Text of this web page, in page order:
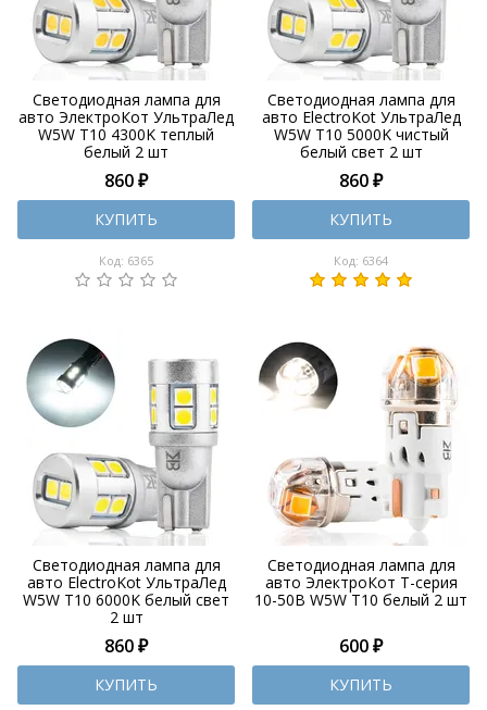
Светодиодная лампа для
авто ЭлектроКот УльтраЛед
W5W T10 4300K теплый
белый 2 шт
860 ₽
КУПИТЬ
Код: 6365
Светодиодная лампа для
авто ElectroKot УльтраЛед
W5W T10 5000K чистый
белый свет 2 шт
860 ₽
КУПИТЬ
Код: 6364
Светодиодная лампа для
авто ElectroKot УльтраЛед
W5W T10 6000K белый свет
2 шт
860 ₽
КУПИТЬ
Светодиодная лампа для
авто ЭлектроКот Т-серия
10-50В W5W T10 белый 2 шт
600 ₽
КУПИТЬ